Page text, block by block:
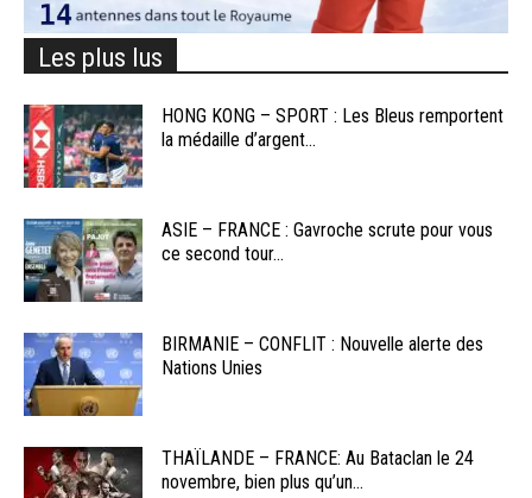
Les plus lus
HONG KONG – SPORT : Les Bleus remportent
la médaille d’argent...
ASIE – FRANCE : Gavroche scrute pour vous
ce second tour...
BIRMANIE – CONFLIT : Nouvelle alerte des
Nations Unies
THAÏLANDE – FRANCE: Au Bataclan le 24
novembre, bien plus qu’un...